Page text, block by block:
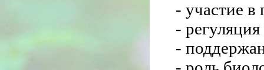
- участие в
-
-